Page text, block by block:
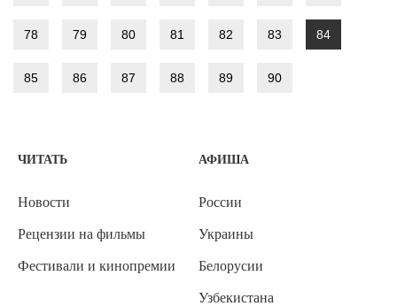
78 79 80 81 82 83 84
85 86 87 88 89 90
ЧИТАТЬ
Новости
Рецензии на фильмы
Фестивали и кинопремии
АФИША
России
Украины
Белорусии
Узбекистана